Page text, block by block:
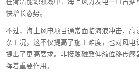
快增长态势。
不过，海上风电项目通常面临海浪冲击、高
杂工况，这不仅提高了施工难度，也对风电
提出了更高要求。非接触磁致伸缩位移传感
挥着重要作用。